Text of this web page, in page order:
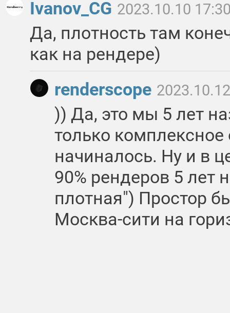
Ivanov_CG 2023.10.10
Да, плотность там
как на рендере)
renderscope
)) Да, это мы 5 лет
только
начиналось. Ну и в
90% рендеров 5 лет
плотная") Простор
Москва-сити на